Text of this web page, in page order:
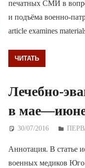
печатных СМИ в
и подъёма военно-
article examines
ЧИТАТЬ
Лечебно-
в мае—июне
30/07/2016
Аннотация. В статье
военных медиков Юго-